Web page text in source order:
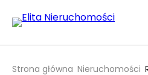
Strona główna Nieruchomości